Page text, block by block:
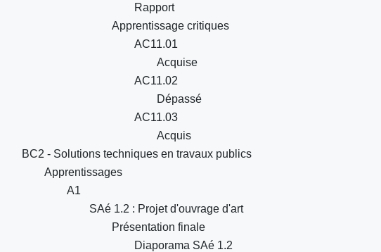
Rapport
Apprentissage critiques
AC11.01
Acquise
AC11.02
Dépassé
AC11.03
Acquis
BC2 - Solutions techniques en travaux publics
Apprentissages
A1
SAé 1.2 : Projet d'ouvrage d'art
Présentation finale
Diaporama SAé 1.2